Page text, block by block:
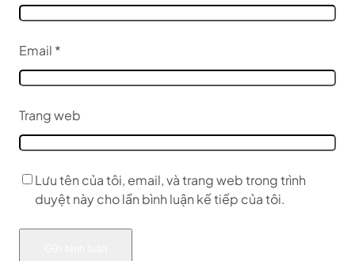
Email *
Trang web
Lưu tên của tôi, email, và trang web trong trình
duyệt này cho lần bình luận kế tiếp của tôi.